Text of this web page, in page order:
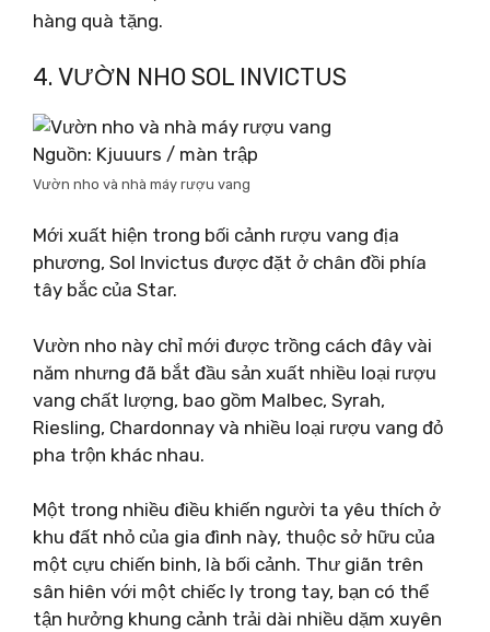
hàng quà tặng.
4. VƯỜN NHO SOL INVICTUS
Nguồn: Kjuuurs / màn trập
Vườn nho và nhà máy rượu vang
Mới xuất hiện trong bối cảnh rượu vang địa
phương, Sol Invictus được đặt ở chân đồi phía
tây bắc của Star.
Vườn nho này chỉ mới được trồng cách đây vài
năm nhưng đã bắt đầu sản xuất nhiều loại rượu
vang chất lượng, bao gồm Malbec, Syrah,
Riesling, Chardonnay và nhiều loại rượu vang đỏ
pha trộn khác nhau.
Một trong nhiều điều khiến người ta yêu thích ở
khu đất nhỏ của gia đình này, thuộc sở hữu của
một cựu chiến binh, là bối cảnh. Thư giãn trên
sân hiên với một chiếc ly trong tay, bạn có thể
tận hưởng khung cảnh trải dài nhiều dặm xuyên